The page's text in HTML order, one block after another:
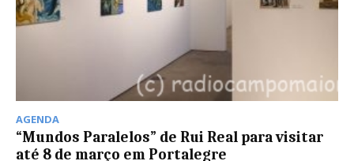
AGENDA
“Mundos Paralelos” de Rui Real para visitar
até 8 de março em Portalegre